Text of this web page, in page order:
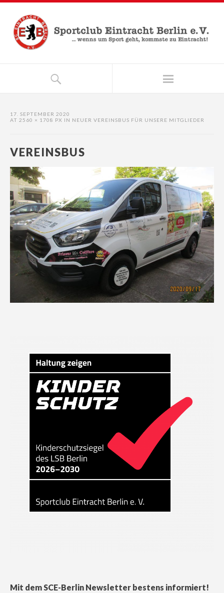
17. SEPTEMBER 2020
AT 2560 × 1708 PX IN NEUER VEREINSBUS FÜR UNSERE MITGLIEDER
VEREINSBUS
Mit dem SCE-Berlin Newsletter bestens informiert!